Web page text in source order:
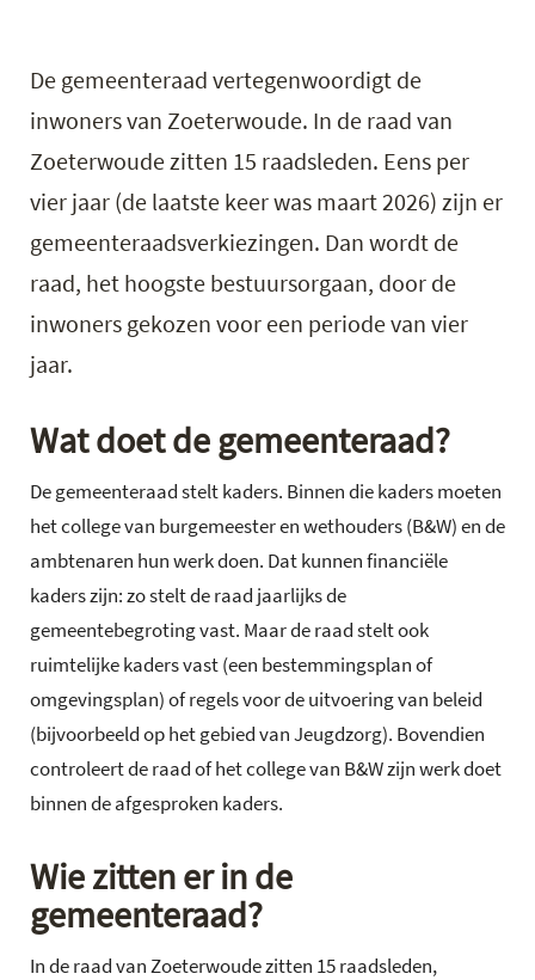
De gemeenteraad vertegenwoordigt de
inwoners van Zoeterwoude. In de raad van
Zoeterwoude zitten 15 raadsleden. Eens per
vier jaar (de laatste keer was maart 2026) zijn er
gemeenteraadsverkiezingen. Dan wordt de
raad, het hoogste bestuursorgaan, door de
inwoners gekozen voor een periode van vier
jaar.
Wat doet de gemeenteraad?
De gemeenteraad stelt kaders. Binnen die kaders moeten
het college van burgemeester en wethouders (B&W) en de
ambtenaren hun werk doen. Dat kunnen financiële
kaders zijn: zo stelt de raad jaarlijks de
gemeentebegroting vast. Maar de raad stelt ook
ruimtelijke kaders vast (een bestemmingsplan of
omgevingsplan) of regels voor de uitvoering van beleid
(bijvoorbeeld op het gebied van Jeugdzorg). Bovendien
controleert de raad of het college van B&W zijn werk doet
binnen de afgesproken kaders.
Wie zitten er in de
gemeenteraad?
In de raad van Zoeterwoude zitten 15 raadsleden,